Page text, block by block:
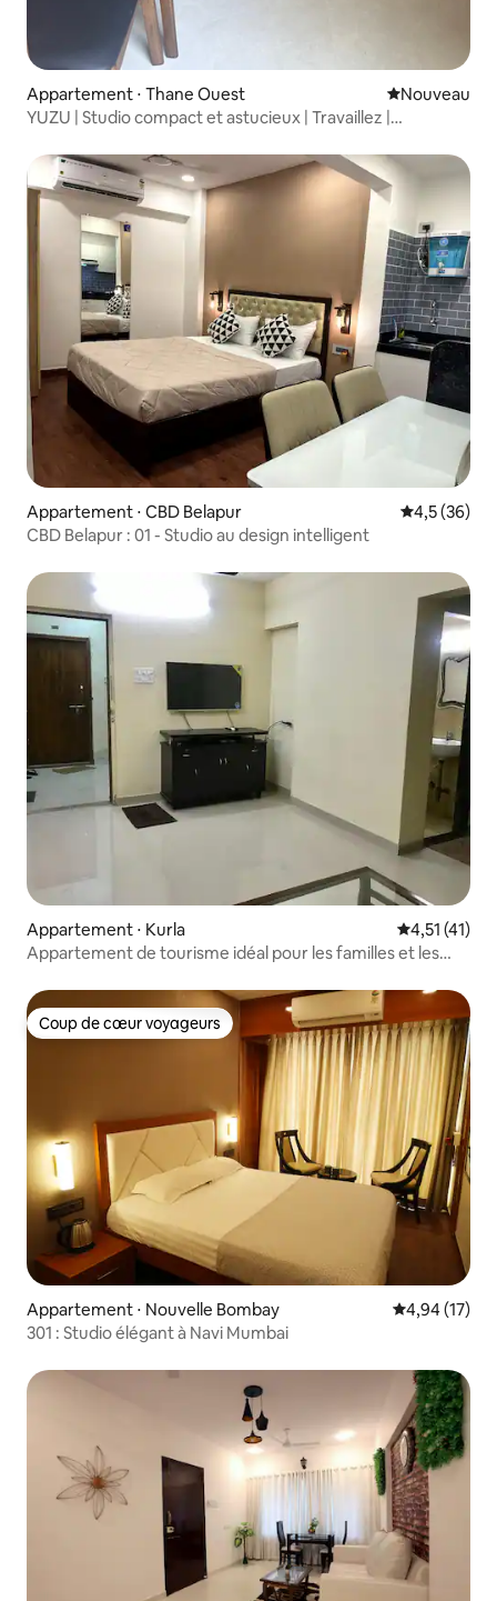
Appartement ⋅ Thane Ouest Nouvel
Nouveau
YUZU | Studio compact et astucieux | Travaillez |
Appartement ⋅ CBD Belapur Évaluation
4,5 (36)
CBD Belapur : 01 - Studio au design intelligent
Appartement ⋅ Kurla Évaluation
4,51 (41)
Appartement de tourisme idéal pour les familles et les
Coup de cœur voyageurs
Coup de cœur voyageurs
Appartement ⋅ Nouvelle Bombay Évaluation
4,94 (17)
301 : Studio élégant à Navi Mumbai